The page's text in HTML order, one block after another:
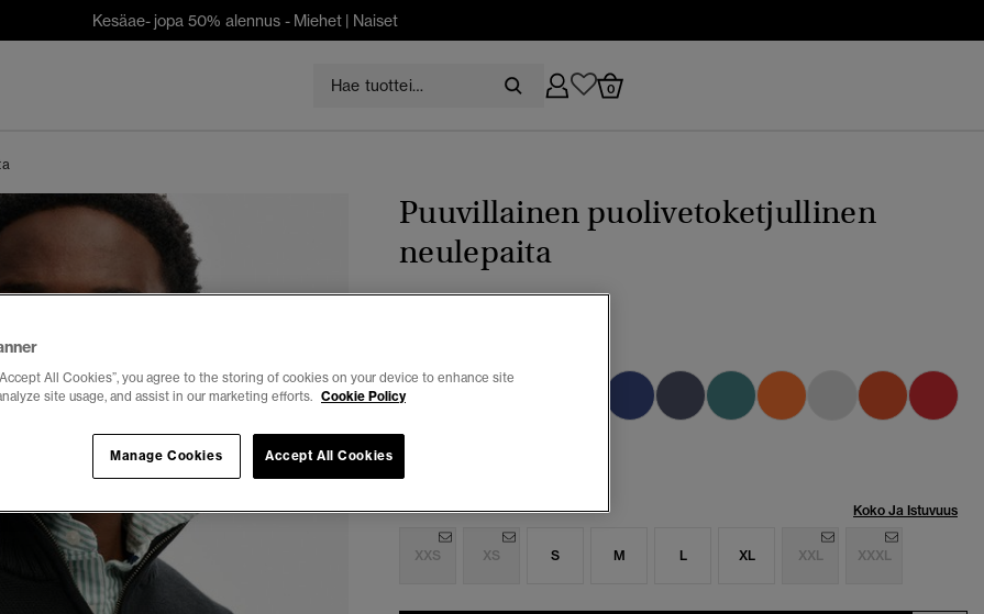
Kesäae- jopa 50% alennus - Miehet | Naiset
0
Puuvillainen puolivetoketjullinen
neulepaita
€ 89,99
Valitse Koko: Koko Ja Istuvuus
XXS XS S M L XL XXL XXXL
All Cookies”, you agree to the storing of cookies on your device to enhance site
site usage, and assist in our marketing efforts. Cookie Policy
Accept All Cookies
Manage Cookies